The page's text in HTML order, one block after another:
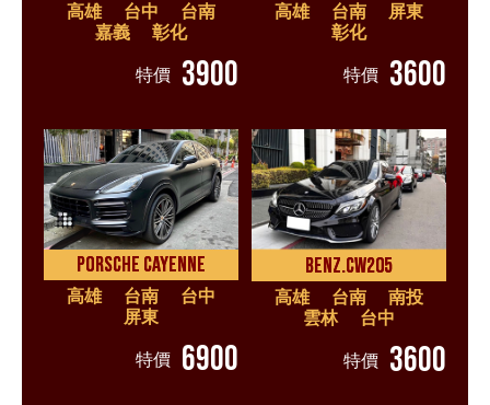
高雄 台中
台南
嘉義
彰化
特價 3900
高雄 台南
屏東
彰化
特價 3600
PORSCHE CAYENNE
高雄 台南
台中
屏東
特價 6900
BENZ.CW205
高雄 台南
南投
雲林
台中
特價 3600